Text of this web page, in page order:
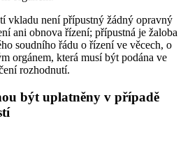
vkladu není přípustný žádný opravný
ani obnova řízení; přípustná je žaloba
soudního řádu o řízení ve věcech, o
orgánem, která musí být podána ve
rozhodnutí.
být uplatněny v případě